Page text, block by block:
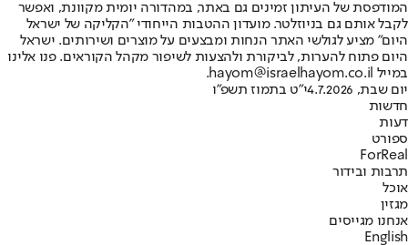
המודפסת של העיתון זמינים גם באתר, במהדורה יומית מקוונת, ואפשר
לקבל אותם גם בניוזלטר. מועדון ההטבות הייחודי "הקליקה של ישראל
היום" מציע לגולשי האתר הנחות ומבצעים על מוצרים ושירותים. ישראל
היום פתוח להערות, לביקורת ולהצעות לשיפור מקהל הקוראים. פנו אלינו
במייל hayom@israelhayom.co.il.
יום שבת, 4.7.2026
י"ט בתמוז תשפ"ו
חדשות
דעות
ספורט
ForReal
תרבות ובידור
אוכל
מגזין
אנחנו מגייסים
English